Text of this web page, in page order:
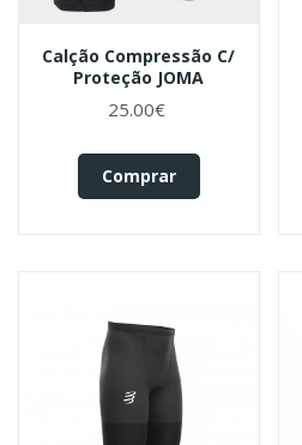
Calção Compressão C/
Proteção JOMA
25.00€
Comprar